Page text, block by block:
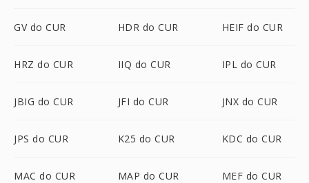
GV do CUR HDR do CUR HEIF do CUR
HRZ do CUR IIQ do CUR IPL do CUR
JBIG do CUR JFI do CUR JNX do CUR
JPS do CUR K25 do CUR KDC do CUR
MAC do CUR MAP do CUR MEF do CUR